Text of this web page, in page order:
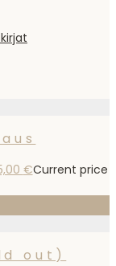
€Current price
out)